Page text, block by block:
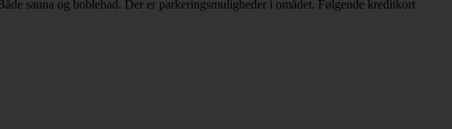
sauna og boblebad. Der er parkeringsmuligheder i omådet. Følgende kreditkort